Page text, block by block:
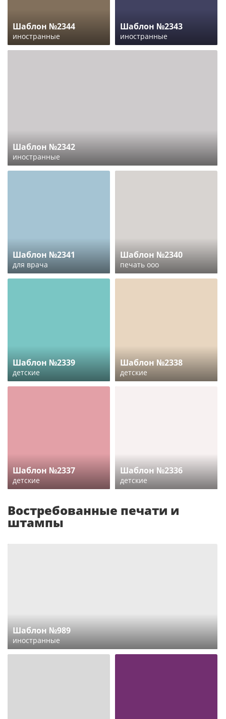
Шаблон №2344
иностранные
Шаблон №2343
иностранные
Шаблон №2342
иностранные
Шаблон №2341
для врача
Шаблон №2340
печать ооо
Шаблон №2339
детские
Шаблон №2338
детские
Шаблон №2337
детские
Шаблон №2336
детские
Востребованные печати и
штампы
Шаблон №989
иностранные